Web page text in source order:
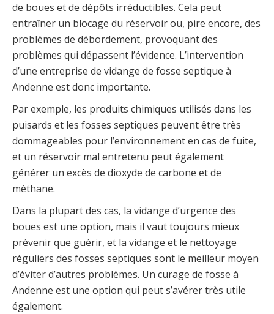
de boues et de dépôts irréductibles. Cela peut
entraîner un blocage du réservoir ou, pire encore, des
problèmes de débordement, provoquant des
problèmes qui dépassent l’évidence. L’intervention
d’une entreprise de vidange de fosse septique à
Andenne est donc importante.
Par exemple, les produits chimiques utilisés dans les
puisards et les fosses septiques peuvent être très
dommageables pour l’environnement en cas de fuite,
et un réservoir mal entretenu peut également
générer un excès de dioxyde de carbone et de
méthane.
Dans la plupart des cas, la vidange d’urgence des
boues est une option, mais il vaut toujours mieux
prévenir que guérir, et la vidange et le nettoyage
réguliers des fosses septiques sont le meilleur moyen
d’éviter d’autres problèmes. Un curage de fosse à
Andenne est une option qui peut s’avérer très utile
également.